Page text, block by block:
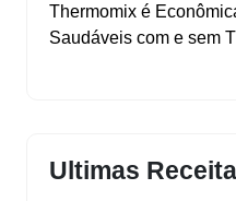
Thermomix é
Saudáveis com e sem
Ultimas